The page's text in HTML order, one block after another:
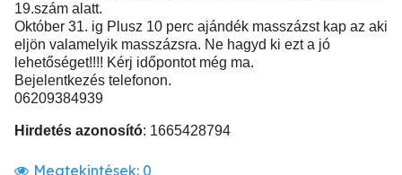
19.szám alatt.
Október 31. ig Plusz 10 perc ajándék masszázst kap az aki
eljön valamelyik masszázsra. Ne hagyd ki ezt a jó
lehetőséget!!!! Kérj időpontot még ma.
Bejelentkezés telefonon.
06209384939
Hirdetés azonosító: 1665428794
Megtekintések: 0